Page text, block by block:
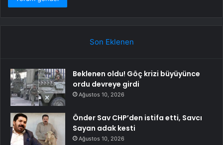
Son Eklenen
Beklenen oldu! Göç krizi büyüyünce
ordu devreye girdi
Ağustos 10, 2026
Önder Sav CHP’den istifa etti, Savcı
Sayan adak kesti
Ağustos 10, 2026